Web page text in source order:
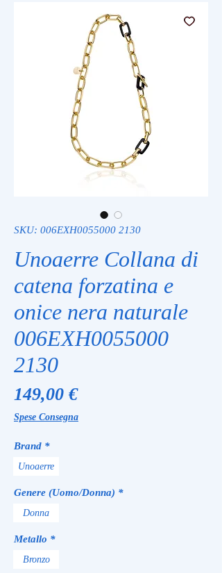
SKU: 006EXH0055000 2130
Unoaerre Collana di
catena forzatina e
onice nera naturale
006EXH0055000
2130
149,00 €Prezzo
Spese Consegna
Brand *
Unoaerre
Genere (Uomo/Donna) *
Donna
Metallo *
Bronzo